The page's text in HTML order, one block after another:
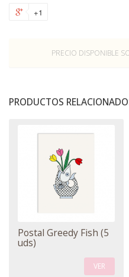
+1
PRECIO DISPONIBLE
PRODUCTOS
Postal Greedy Fish (5
uds)
VER